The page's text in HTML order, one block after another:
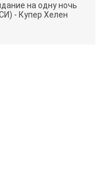
на одну ночь
- Купер Хелен
серии книг